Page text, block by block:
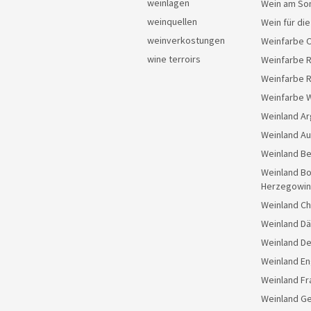
weinlagen
weinquellen
weinverkostungen
wine terroirs
Wein am
Wein für
Weinfarbe
Weinfarbe
Weinfarbe
Weinfarbe
Weinland
Weinland
Weinland
Weinland
Weinland
Weinland
Weinland
Weinland
Weinland
Weinland